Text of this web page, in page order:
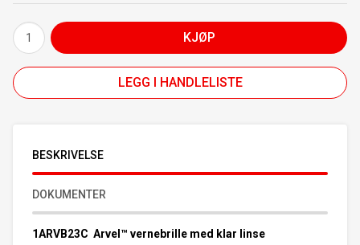
KJØP
LEGG I HANDLELISTE
BESKRIVELSE
DOKUMENTER
1ARVB23C Arvel™ vernebrille med klar linse